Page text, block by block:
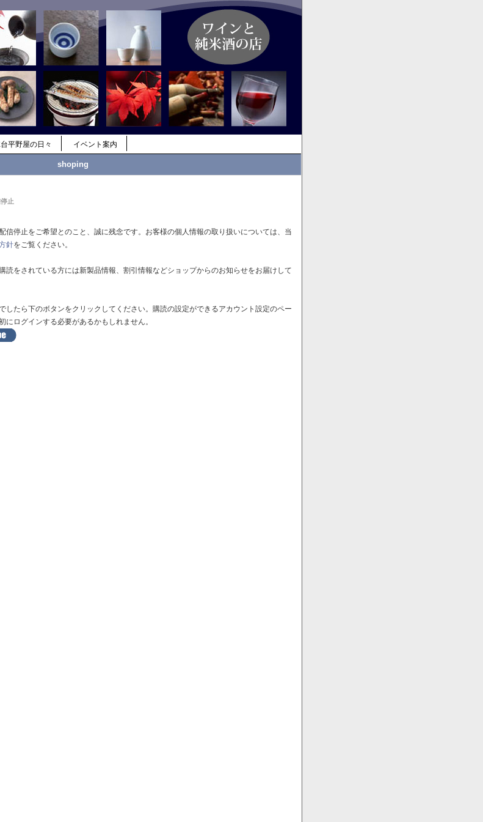
平野屋の日々 イベント案内
shoping
止
信停止をご希望とのこと、誠に残念です。お客様の個人情報の取り扱いについては、当
針をご覧ください。
読をされている方には新製品情報、割引情報などショップからのお知らせをお届けして
したら下のボタンをクリックしてください。購読の設定ができるアカウント設定のペー
にログインする必要があるかもしれません。